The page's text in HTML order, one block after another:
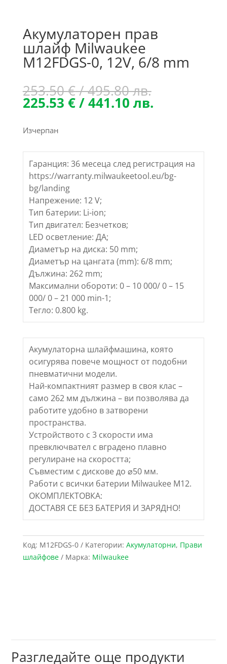
Акумулаторен прав
шлайф Milwaukee
M12FDGS-0, 12V, 6/8 mm
253.50€/ 495.80 лв.Original
price
495.80 лв..
225.53 €/ 441.10 лв.Текущата
/
441.10 лв..
Изчерпан
Гаранция: 36 месеца след регистрация на
https://warranty.milwaukeetool.eu/bg-
bg/landing
Напрежение: 12 V;
Тип батерии: Li-ion;
Тип двигател: Безчетков;
LED осветление: ДА;
Диаметър на диска: 50 mm;
Диаметър на цангата (mm): 6/8 mm;
Дължина: 262 mm;
Максимални обороти: 0 – 10 000/ 0 – 15
000/ 0 – 21 000 min-1;
Тегло: 0.800 kg.
Акумулаторна шлайфмашина, която
осигурява повече мощност от подобни
пневматични модели.
Най-компактният размер в своя клас –
само 262 мм дължина – ви позволява да
работите удобно в затворени
пространства.
Устройството с 3 скорости има
превключвател с вградено плавно
регулиране на скоростта;
Съвместим с дискове до ⌀50 мм.
Работи с всички батерии Milwaukee M12.
ОКОМПЛЕКТОВКА:
ДОСТАВЯ СЕ БЕЗ БАТЕРИЯ И ЗАРЯДНО!
Код: M12FDGS-0 Категории: Акумулаторни, Прави
шлайфове
Марка: Milwaukee
Разгледайте още продукти